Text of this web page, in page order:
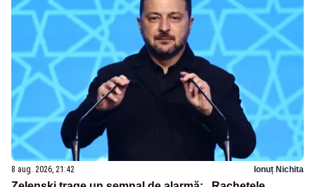
8 aug. 2026, 21:42 Ionuț Nichita